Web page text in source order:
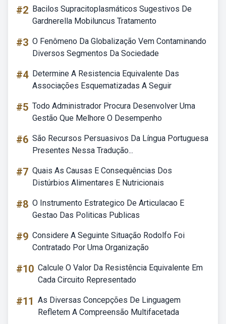
#2 Bacilos Supracitoplasmáticos Sugestivos De
Gardnerella Mobiluncus Tratamento
#3 O Fenômeno Da Globalização Vem Contaminando
Diversos Segmentos Da Sociedade
#4 Determine A Resistencia Equivalente Das
Associações Esquematizadas A Seguir
#5 Todo Administrador Procura Desenvolver Uma
Gestão Que Melhore O Desempenho
#6 São Recursos Persuasivos Da Língua Portuguesa
Presentes Nessa Tradução...
#7 Quais As Causas E Consequências Dos
Distúrbios Alimentares E Nutricionais
#8 O Instrumento Estrategico De Articulacao E
Gestao Das Politicas Publicas
#9 Considere A Seguinte Situação Rodolfo Foi
Contratado Por Uma Organização
#10 Calcule O Valor Da Resistência Equivalente Em
Cada Circuito Representado
#11 As Diversas Concepções De Linguagem
Refletem A Compreensão Multifacetada